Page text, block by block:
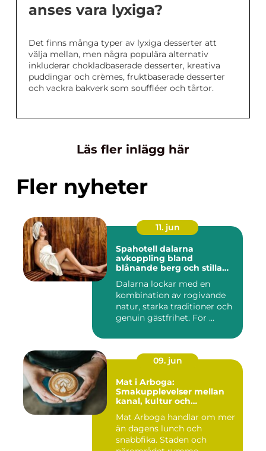
anses vara lyxiga?
Det finns många typer av lyxiga desserter att
välja mellan, men några populära alternativ
inkluderar chokladbaserade desserter, kreativa
puddingar och crèmes, fruktbaserade desserter
och vackra bakverk som souffléer och tårtor.
Läs fler inlägg här
Fler nyheter
11. jun
Spahotell dalarna
avkoppling bland
blånande berg och stilla
Dalarna lockar med en
kombination av rogivande
natur, starka traditioner och
genuin gästfrihet. För ...
09. jun
Mat i Arboga:
Smakupplevelser mellan
kanal, kultur och
Mat Arboga handlar om mer
än dagens lunch och
snabbfika. Staden och